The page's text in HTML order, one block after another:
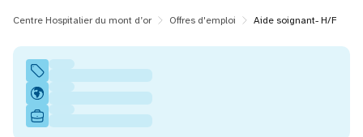
Centre Hospitalier du mont d’or Offres d'emploi Aide soignant- H/F